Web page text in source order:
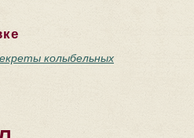
колыбельных